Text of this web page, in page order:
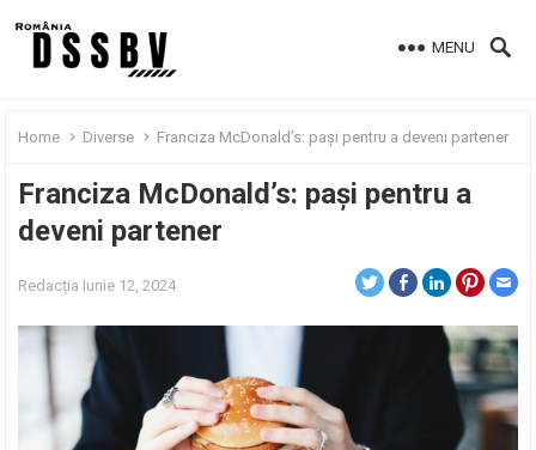
MENU
Home Diverse Franciza McDonald’s: pași pentru a deveni partener
Franciza McDonald’s: pași pentru a
deveni partener
Redacția Iunie 12, 2024